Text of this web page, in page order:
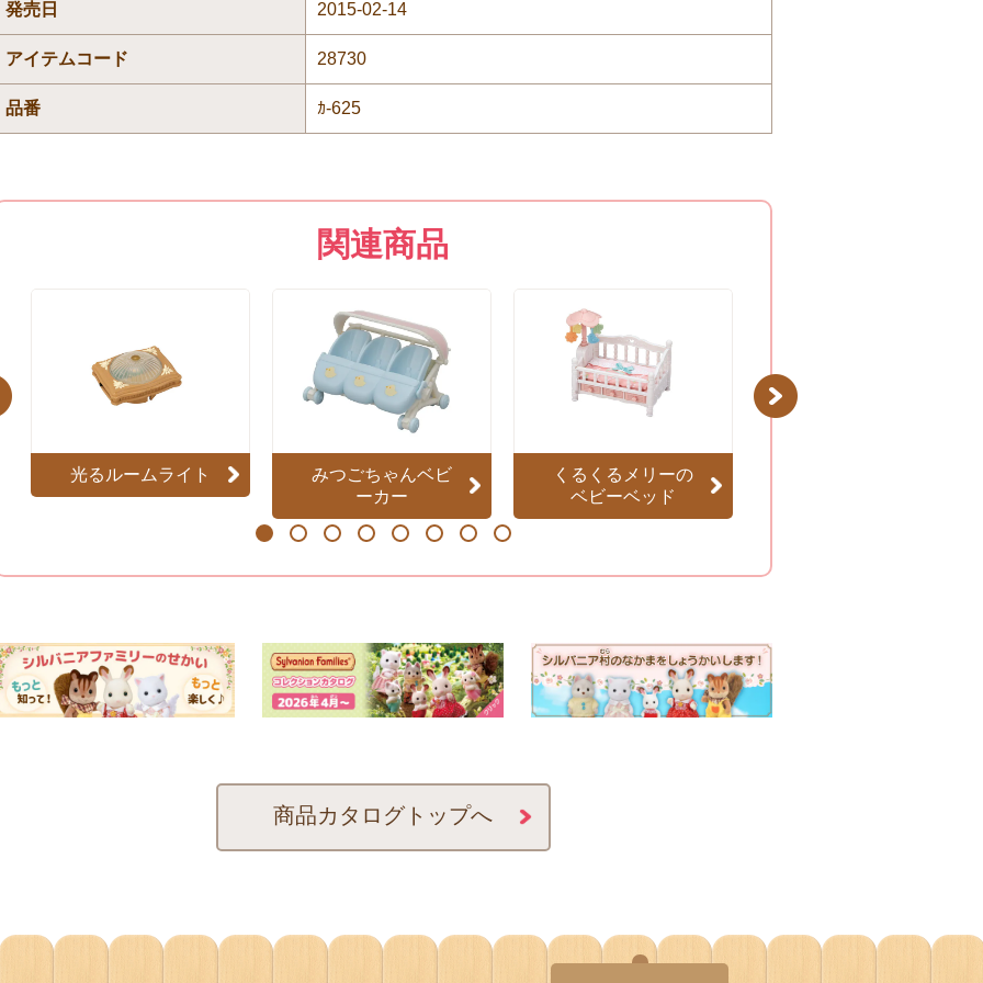
発売日 2015-02-14
アイテムコード 28730
品番 ｶ-625
関連商品
光るルームライト
みつごちゃんベビ
ーカー
くるくるメリーの
ベビーベッド
Next
商品カタログトップへ